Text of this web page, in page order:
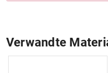
Verwandte